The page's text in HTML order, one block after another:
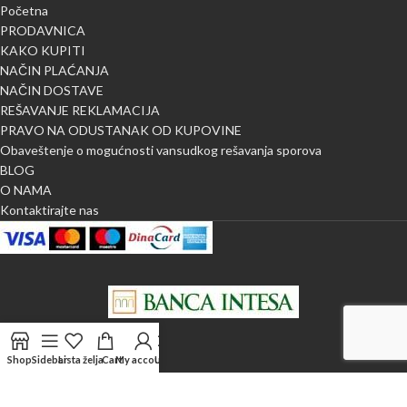
Početna
PRODAVNICA
KAKO KUPITI
NAČIN PLAĆANJA
NAČIN DOSTAVE
REŠAVANJE REKLAMACIJA
PRAVO NA ODUSTANAK OD KUPOVINE
Obaveštenje o mogućnosti vansudkog rešavanja sporova
BLOG
O NAMA
Kontaktirajte nas
ShopSidebarLista željaCartMy accountUporedi